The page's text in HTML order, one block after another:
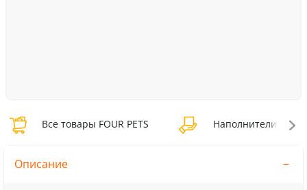
Все товары FOUR PETS Наполнители FOUR
Описание